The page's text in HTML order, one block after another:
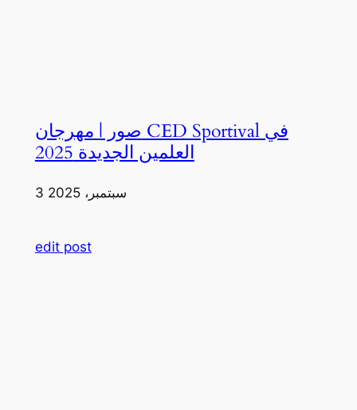
صور | مهرجان CED Sportival في
العلمين الجديدة 2025
3 سبتمبر، 2025
edit post